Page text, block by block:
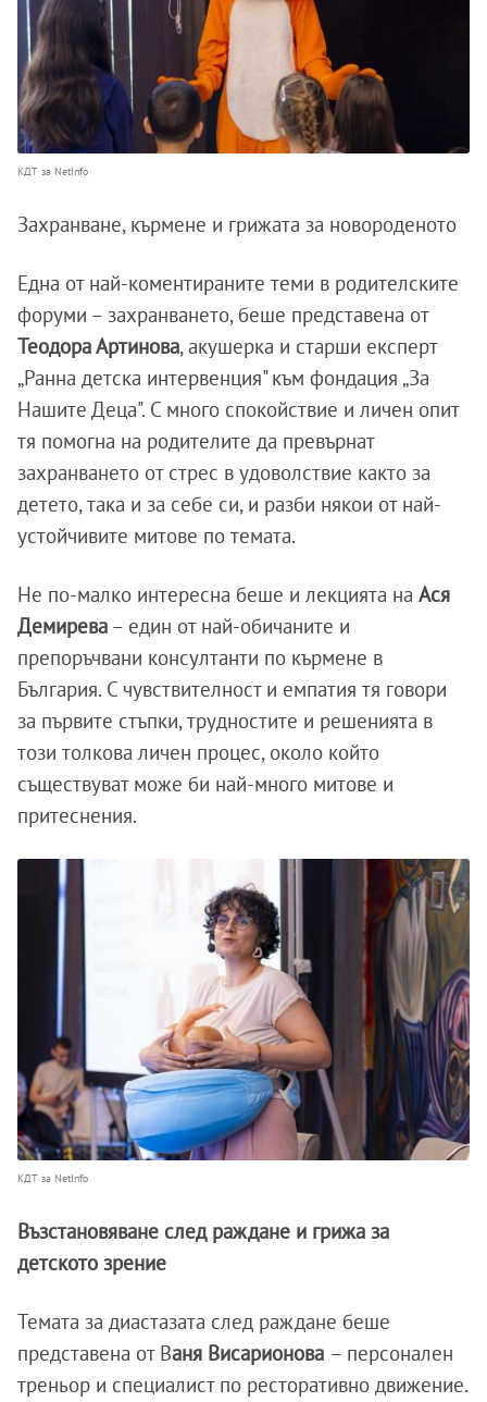
КДТ за NetInfo
Захранване, кърмене и грижата за новороденото
Една от най-коментираните теми в родителските
форуми – захранването, беше представена от
Теодора Артинова, акушерка и старши експерт
„Ранна детска интервенция" към фондация „За
Нашите Деца". С много спокойствие и личен опит
тя помогна на родителите да превърнат
захранването от стрес в удоволствие както за
детето, така и за себе си, и разби някои от най-
устойчивите митове по темата.
Не по-малко интересна беше и лекцията на Ася
Демирева – един от най-обичаните и
препоръчвани консултанти по кърмене в
България. С чувствителност и емпатия тя говори
за първите стъпки, трудностите и решенията в
този толкова личен процес, около който
съществуват може би най-много митове и
притеснения.
КДТ за NetInfo
Възстановяване след раждане и грижа за
детското зрение
Темата за диастазата след раждане беше
представена от Ваня Висарионова – персонален
треньор и специалист по ресторативно движение.